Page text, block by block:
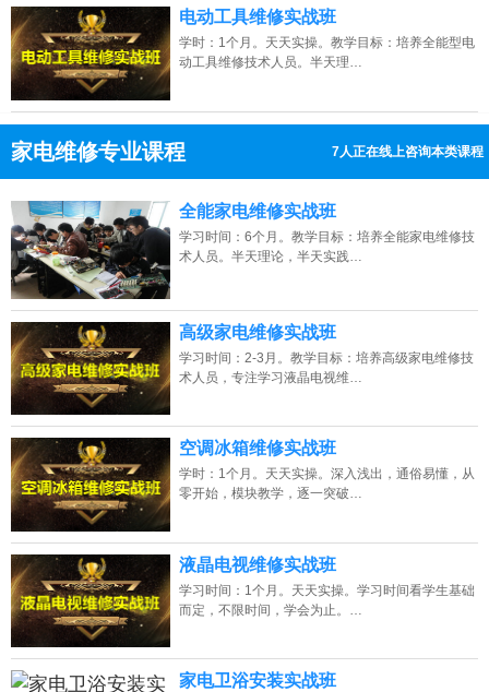
电动工具维修实战班
学时：1个月。天天实操。教学目标：培养全能型电
动工具维修技术人员。半天理…
家电维修专业课程 7人正在线上咨询本类课程
点击免费咨询电话：13807313137
全能家电维修实战班
学习时间：6个月。教学目标：培养全能家电维修技
术人员。半天理论，半天实践…
高级家电维修实战班
学习时间：2-3月。教学目标：培养高级家电维修技
术人员，专注学习液晶电视维…
空调冰箱维修实战班
学时：1个月。天天实操。深入浅出，通俗易懂，从
零开始，模块教学，逐一突破…
液晶电视维修实战班
学习时间：1个月。天天实操。学习时间看学生基础
而定，不限时间，学会为止。…
家电卫浴安装实战班